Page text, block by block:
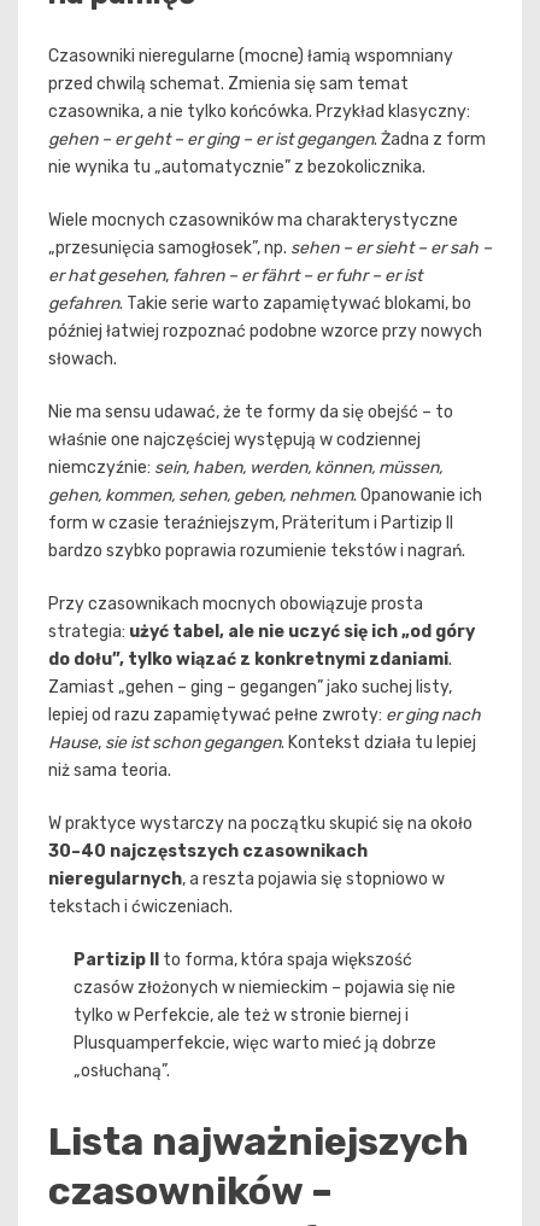
Czasowniki nieregularne (mocne) łamią wspomniany
przed chwilą schemat. Zmienia się sam temat
czasownika, a nie tylko końcówka. Przykład klasyczny:
gehen – er geht – er ging – er ist gegangen. Żadna z form
nie wynika tu „automatycznie” z bezokolicznika.
Wiele mocnych czasowników ma charakterystyczne
„przesunięcia samogłosek”, np. sehen – er sieht – er sah –
er hat gesehen, fahren – er fährt – er fuhr – er ist
gefahren. Takie serie warto zapamiętywać blokami, bo
później łatwiej rozpoznać podobne wzorce przy nowych
słowach.
Nie ma sensu udawać, że te formy da się obejść – to
właśnie one najczęściej występują w codziennej
niemczyźnie: sein, haben, werden, können, müssen,
gehen, kommen, sehen, geben, nehmen. Opanowanie ich
form w czasie teraźniejszym, Präteritum i Partizip II
bardzo szybko poprawia rozumienie tekstów i nagrań.
Przy czasownikach mocnych obowiązuje prosta
strategia: użyć tabel, ale nie uczyć się ich „od góry
do dołu”, tylko wiązać z konkretnymi zdaniami.
Zamiast „gehen – ging – gegangen” jako suchej listy,
lepiej od razu zapamiętywać pełne zwroty: er ging nach
Hause, sie ist schon gegangen. Kontekst działa tu lepiej
niż sama teoria.
W praktyce wystarczy na początku skupić się na około
30–40 najczęstszych czasownikach
nieregularnych, a reszta pojawia się stopniowo w
tekstach i ćwiczeniach.
Partizip II
to forma, która spaja większość
czasów złożonych w niemieckim – pojawia się nie
tylko w Perfekcie, ale też w stronie biernej i
Plusquamperfekcie, więc warto mieć ją dobrze
„osłuchaną”.
Lista najważniejszych
czasowników –